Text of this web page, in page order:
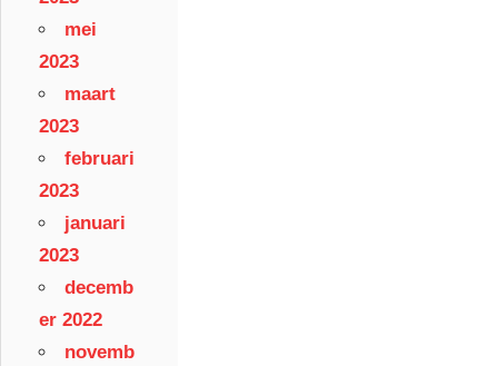
mei
2023
maart
2023
februari
2023
januari
2023
decemb
er 2022
novemb